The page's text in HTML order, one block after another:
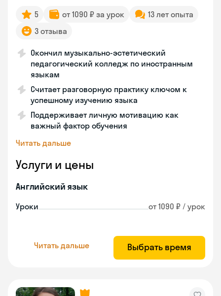
5 от 1090 ₽ за урок
13 лет опыта
3 отзыва
Окончил музыкально-эстетический
педагогический колледж по иностранным
языкам
Считает разговорную практику ключом к
успешному изучению языка
Поддерживает личную мотивацию как
важный фактор обучения
Читать дальше
Услуги и цены
Английский язык
Уроки от 1090 ₽ / урок
Читать дальше Выбрать время